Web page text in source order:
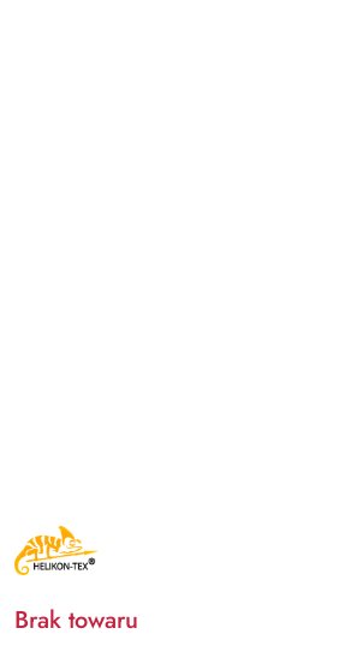
NAZWA
PRODUCENTA:
HELIKON
Brak towaru